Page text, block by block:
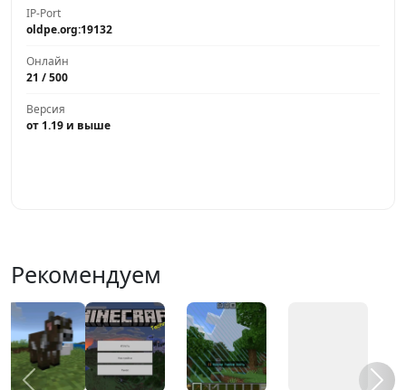
IP-Port
oldpe.org:19132
Онлайн
21 / 500
Версия
от 1.19 и выше
Рекомендуем